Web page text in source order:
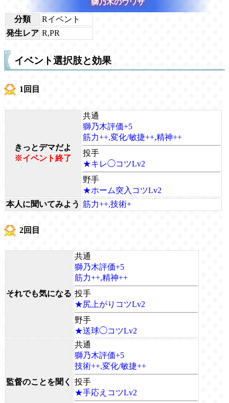
獅乃木のウワサ
分類
Rイベント
発生レア R,PR
イベント選択肢と効果
1回目
きっとデマだよ
※イベント終了
共通
獅乃木評価+5
筋力++,変化/敏捷++,精神++
投手
★キレ◯コツLv2
野手
★ホーム突入コツLv2
本人に聞いてみよう 筋力++,技術+
2回目
それでも気になる
共通
獅乃木評価+5
筋力++,精神++
投手
★尻上がりコツLv2
野手
★送球◯コツLv2
監督のことを聞く
共通
獅乃木評価+5
技術++,変化/敏捷++
投手
★手応えコツLv2